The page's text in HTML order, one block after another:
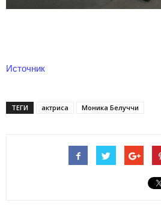
Источник
ТЕГИ актриса Моника Белуччи